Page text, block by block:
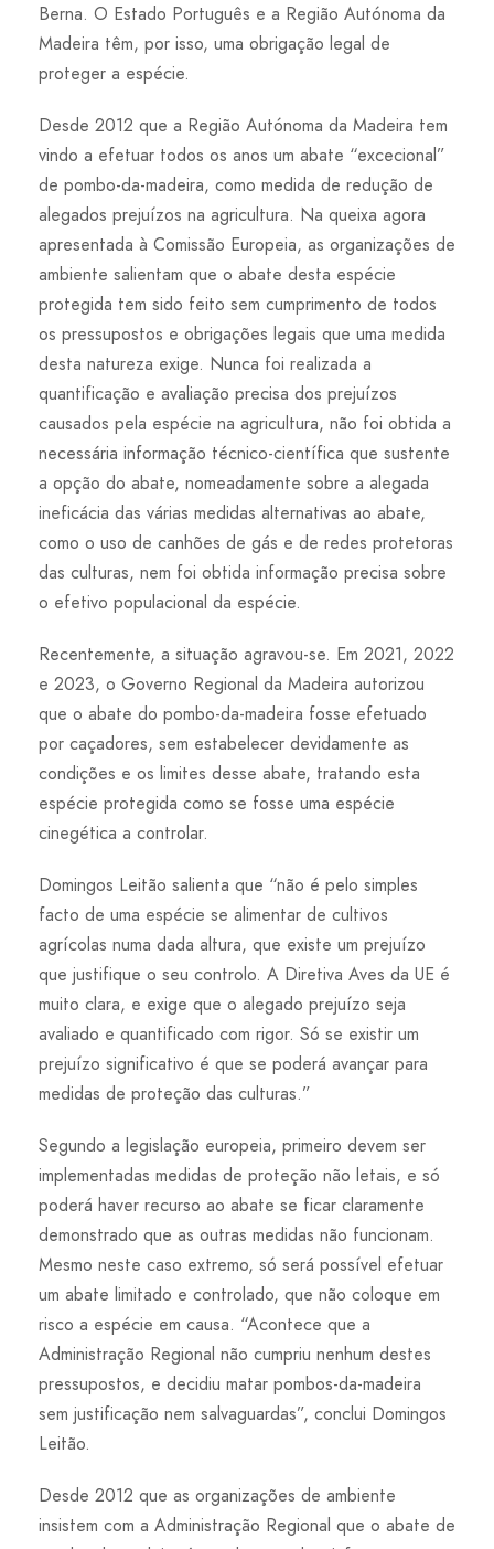
Berna. O Estado Português e a Região Autónoma da
Madeira têm, por isso, uma obrigação legal de
proteger a espécie.
Desde 2012 que a Região Autónoma da Madeira tem
vindo a efetuar todos os anos um abate “excecional”
de pombo-da-madeira, como medida de redução de
alegados prejuízos na agricultura. Na queixa agora
apresentada à Comissão Europeia, as organizações de
ambiente salientam que o abate desta espécie
protegida tem sido feito sem cumprimento de todos
os pressupostos e obrigações legais que uma medida
desta natureza exige. Nunca foi realizada a
quantificação e avaliação precisa dos prejuízos
causados pela espécie na agricultura, não foi obtida a
necessária informação técnico-científica que sustente
a opção do abate, nomeadamente sobre a alegada
ineficácia das várias medidas alternativas ao abate,
como o uso de canhões de gás e de redes protetoras
das culturas, nem foi obtida informação precisa sobre
o efetivo populacional da espécie.
Recentemente, a situação agravou-se. Em 2021, 2022
e 2023, o Governo Regional da Madeira autorizou
que o abate do pombo-da-madeira fosse efetuado
por caçadores, sem estabelecer devidamente as
condições e os limites desse abate, tratando esta
espécie protegida como se fosse uma espécie
cinegética a controlar.
Domingos Leitão salienta que “não é pelo simples
facto de uma espécie se alimentar de cultivos
agrícolas numa dada altura, que existe um prejuízo
que justifique o seu controlo. A Diretiva Aves da UE é
muito clara, e exige que o alegado prejuízo seja
avaliado e quantificado com rigor. Só se existir um
prejuízo significativo é que se poderá avançar para
medidas de proteção das culturas.”
Segundo a legislação europeia, primeiro devem ser
implementadas medidas de proteção não letais, e só
poderá haver recurso ao abate se ficar claramente
demonstrado que as outras medidas não funcionam.
Mesmo neste caso extremo, só será possível efetuar
um abate limitado e controlado, que não coloque em
risco a espécie em causa. “Acontece que a
Administração Regional não cumpriu nenhum destes
pressupostos, e decidiu matar pombos-da-madeira
sem justificação nem salvaguardas”, conclui Domingos
Leitão.
Desde 2012 que as organizações de ambiente
insistem com a Administração Regional que o abate de